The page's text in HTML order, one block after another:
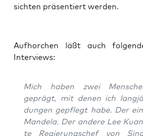
sich­ten prä­sen­tiert werden.
Auf­hor­chen läßt auch
Interviews:
Mich haben zwei
geprägt, mit denen ich
dun­gen gepflegt habe. Der
Man­de­la. Der ande­re Lee
te Regie­rungs­chef von